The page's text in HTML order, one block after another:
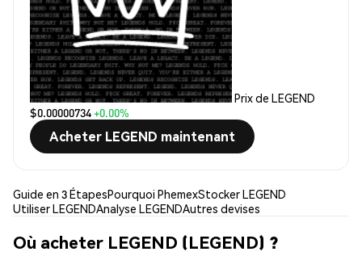
Prix de LEGEND
$0.00000734+0.00%
Acheter LEGEND maintenant
Guide en 3 ÉtapesPourquoi PhemexStocker LEGEND
Utiliser LEGENDAnalyse LEGENDAutres devises
Où acheter LEGEND (LEGEND) ?